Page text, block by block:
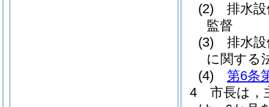
(2)
排水
監督
(3)
排水
に関する
(4)
第6条
4
市長は，